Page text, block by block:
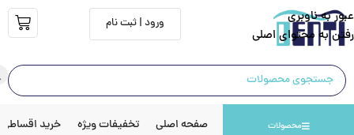
عبور به ناوبری
رفتن به محتوای اصلی
ورود | ثبت نام
محصولات صفحه اصلی تخفیفات ویژه خرید اقساطی